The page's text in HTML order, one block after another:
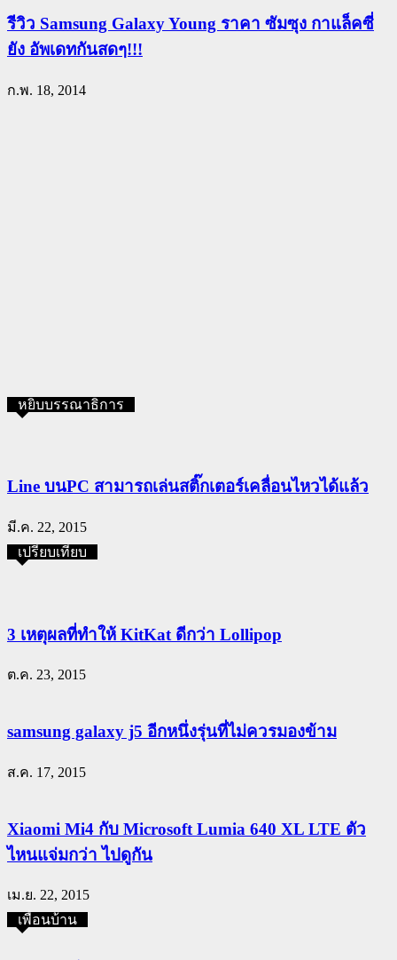
รีวิว Samsung Galaxy Young ราคา ซัมซุง กาแล็คซี่
ยัง อัพเดทกันสดๆ!!!
ก.พ. 18, 2014
หยิบบรรณาธิการ
Line บนPC สามารถเล่นสติ๊กเตอร์เคลื่อนไหวได้แล้ว
มี.ค. 22, 2015
เปรียบเทียบ
3 เหตุผลที่ทำให้ KitKat ดีกว่า Lollipop
ต.ค. 23, 2015
samsung galaxy j5 อีกหนึ่งรุ่นที่ไม่ควรมองข้าม
ส.ค. 17, 2015
Xiaomi Mi4 กับ Microsoft Lumia 640 XL LTE ตัว
ไหนแจ่มกว่า ไปดูกัน
เม.ย. 22, 2015
เพื่อนบ้าน